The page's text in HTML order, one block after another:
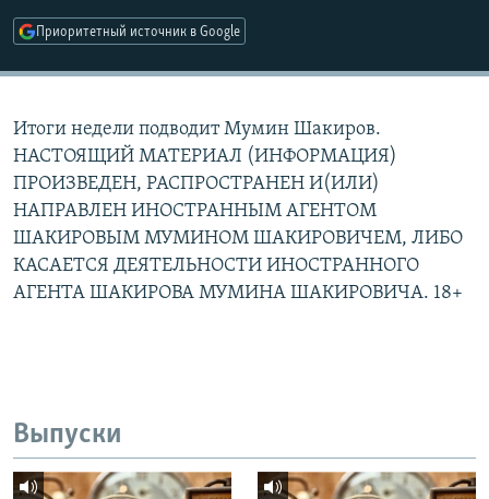
Приоритетный источник в Google
Итоги недели подводит Мумин Шакиров.
НАСТОЯЩИЙ МАТЕРИАЛ (ИНФОРМАЦИЯ)
ПРОИЗВЕДЕН, РАСПРОСТРАНЕН И(ИЛИ)
НАПРАВЛЕН ИНОСТРАННЫМ АГЕНТОМ
ШАКИРОВЫМ МУМИНОМ ШАКИРОВИЧЕМ, ЛИБО
КАСАЕТСЯ ДЕЯТЕЛЬНОСТИ ИНОСТРАННОГО
АГЕНТА ШАКИРОВА МУМИНА ШАКИРОВИЧА. 18+
Выпуски